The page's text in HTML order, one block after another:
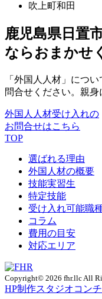
吹上町和田
鹿児島県日置
ならおまかせ
「外国人人材」につ
問合せください。親身
外国人人材受け入れの
お問合せはこちら
TOP
選ばれる理由
外国人材の概要
技能実習生
特定技能
受け入れ可能職
コラム
費用の目安
対応エリア
Copyright© 2026 fhr.llc All
HP制作スタジオコン